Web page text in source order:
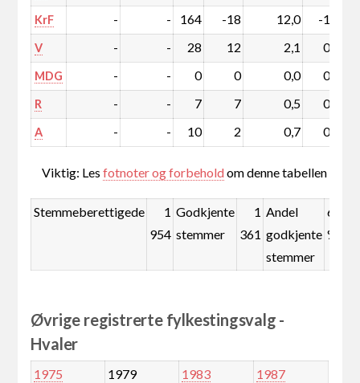
KrF - - 164 -18 12,0 -1,6
V - - 28 12 2,1 0,9
MDG - - 0 0 0,0 0,0
R - - 7 7 0,5 0,5
A - - 10 2 0,7 0,1
Viktig: Lesfotnoter og forbeholdom denne tabellen
Stemmeberettigede
1
954
Godkjente
stemmer
1
361
Andel
godkjente
stemmer
69,7
%
Øvrige registrerte fylkestingsvalg -
Hvaler
1975 1979 1983
1987